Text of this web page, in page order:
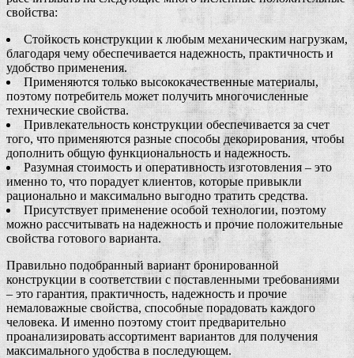
свойства:
Стойкость конструкции к любым механическим нагрузкам,
благодаря чему обеспечивается надежность, практичность и
удобство применения.
Применяются только высококачественные материалы,
поэтому потребитель может получить многочисленные
технические свойства.
Привлекательность конструкции обеспечивается за счет
того, что применяются разные способы декорирования, чтобы
дополнить общую функциональность и надежность.
Разумная стоимость и оперативность изготовления – это
именно то, что порадует клиентов, которые привыкли
рационально и максимально выгодно тратить средства.
Присутствует применение особой технологии, поэтому
можно рассчитывать на надежность и прочие положительные
свойства готового варианта.
Правильно подобранный вариант бронированной
конструкции в соответствии с поставленными требованиями
– это гарантия, практичность, надежность и прочие
немаловажные свойства, способные порадовать каждого
человека. И именно поэтому стоит предварительно
проанализировать ассортимент вариантов для получения
максимального удобства в последующем.